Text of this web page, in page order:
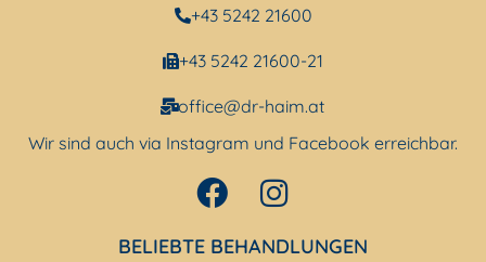
+43 5242 21600
+43 5242 21600-21
office@dr-haim.at
Wir sind auch via Instagram und Facebook erreichbar.
BELIEBTE BEHANDLUNGEN